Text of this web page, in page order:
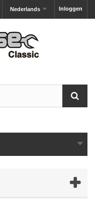
Inloggen
Nederlands